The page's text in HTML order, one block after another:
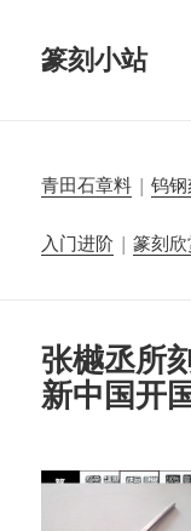
篆刻小站
青田石章料 |钨
入门进阶 |篆刻
张樾丞所
新中国开